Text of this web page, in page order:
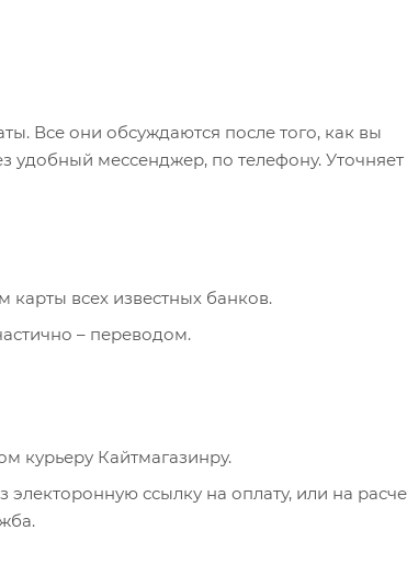
Все они обсуждаются после того, как вы
удобный мессенджер, по телефону. Уточняет
всех известных банков.
– переводом.
курьеру Кайтмагазинру.
ссылку на оплату, или на